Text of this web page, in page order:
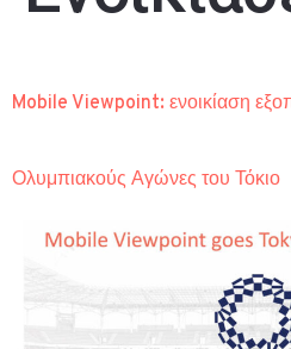
Mobile Viewpoint: ενοικίαση
Ολυμπιακούς Αγώνες του Τόκιο